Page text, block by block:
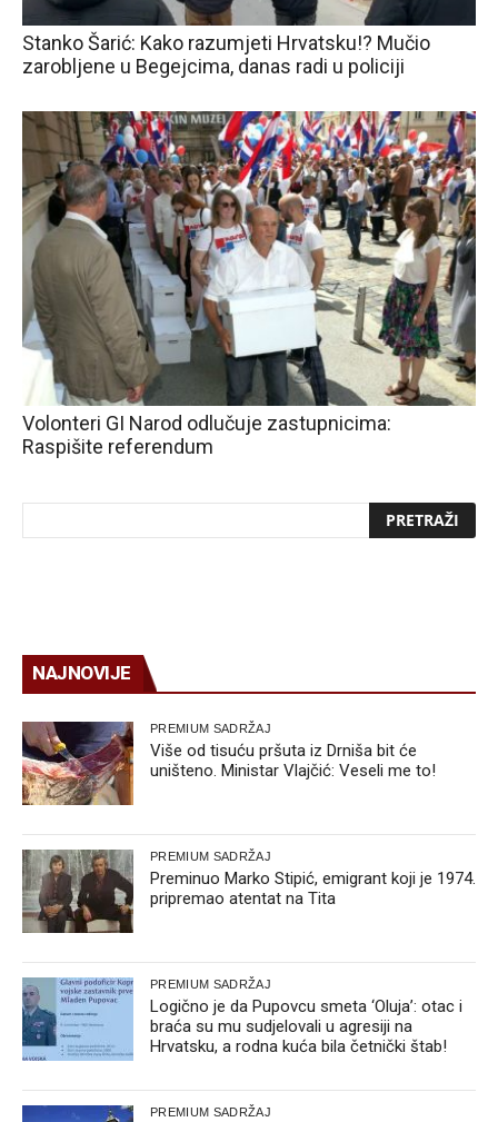
Stanko Šarić: Kako razumjeti Hrvatsku!? Mučio
zarobljene u Begejcima, danas radi u policiji
Volonteri GI Narod odlučuje zastupnicima:
Raspišite referendum
NAJNOVIJE
PREMIUM SADRŽAJ
Više od tisuću pršuta iz Drniša bit će
uništeno. Ministar Vlajčić: Veseli me to!
PREMIUM SADRŽAJ
Preminuo Marko Stipić, emigrant koji je 1974.
pripremao atentat na Tita
PREMIUM SADRŽAJ
Logično je da Pupovcu smeta ‘Oluja’: otac i
braća su mu sudjelovali u agresiji na
Hrvatsku, a rodna kuća bila četnički štab!
PREMIUM SADRŽAJ